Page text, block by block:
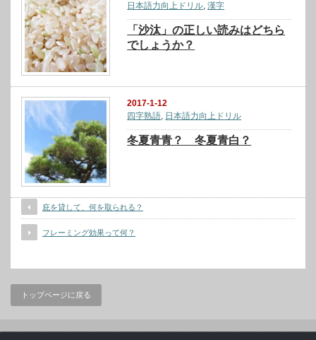
日本語力向上ドリル,漢字
「沙汰」の正しい読みはどちら
でしょうか？
2017-1-12
四字熟語, 日本語力向上ドリル
冬夏青青？ 冬夏青白？
庇を貸して、何を取られる？
フレーミング効果って何？
トップページに戻る